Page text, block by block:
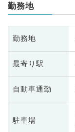
勤務地
勤務地
最寄り駅
自動車通勤
駐車場